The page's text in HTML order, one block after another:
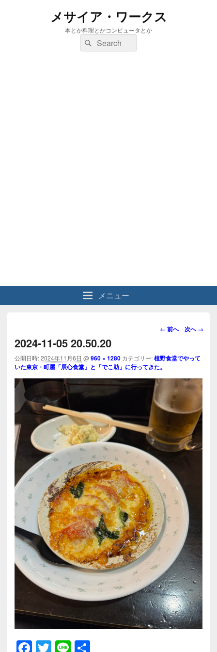
メサイア・ワークス
本とか料理とかコンピュータとか
検
索:
検
索
メニュー
画
ビ
ゲ
ー
シ
ョ
ン
← 前へ 次へ →
2024-11-05 20.50.20
公開日時:2024年11月6日 @960 × 1280 カテゴリー:植野食堂でやって
いた東京・町屋「辰心食堂」と「でこ助」に行ってきた。